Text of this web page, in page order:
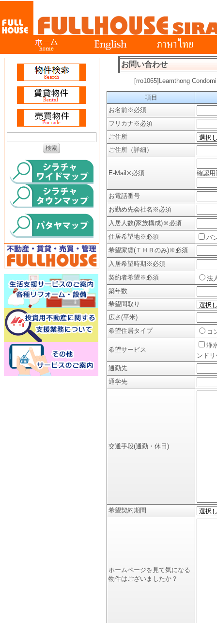
お問い合わせ
[rro1065]Leamthong
項目
お名前※必須
フリカナ ※必須
ご住所
ご住所（詳細）
E-Mail ※必須 確認用
お電話番号
お勤め先会社名 ※必須
入居人数(家族構成)※必須
住居希望地※必須
バ
希望家賃(ＴＨＢのみ)※必須
入居希望時期 ※必須
契約者希望 ※必須
法
築年数
希望間取り
広さ(平米)
希望住居タイプ
コ
希望サービス
浄
ンドリ
通勤先
通学先
交通手段(通勤・休日)
希望契約期間
ホームページを見て気になる
物件はございましたか？